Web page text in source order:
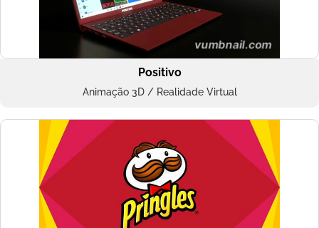
Positivo
Animação 3D / Realidade Virtual